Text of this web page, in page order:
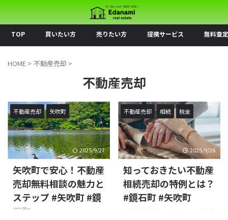
TOP 買いたい方 売りたい方 提携サービス 無料査定
HOME > 不動産売却 >
不動産売却
不動産売却 矢吹町
2025/9/27
矢吹町で安心！不動産
売却無料相談の魅力と
ステップ #矢吹町 #鏡
石町
不動産売却 相続 税金
2025/9/26
知っておきたい不動産
相続売却の特例とは？
#鏡石町 #矢吹町